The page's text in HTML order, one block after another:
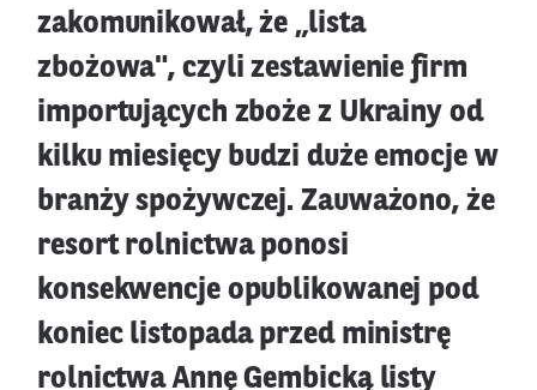
zakomunikował, że „lista
zbożowa", czyli zestawienie firm
importujących zboże z Ukrainy od
kilku miesięcy budzi duże emocje w
branży spożywczej. Zauważono, że
resort rolnictwa ponosi
konsekwencje opublikowanej pod
koniec listopada przed ministrę
rolnictwa Annę Gembicką listy